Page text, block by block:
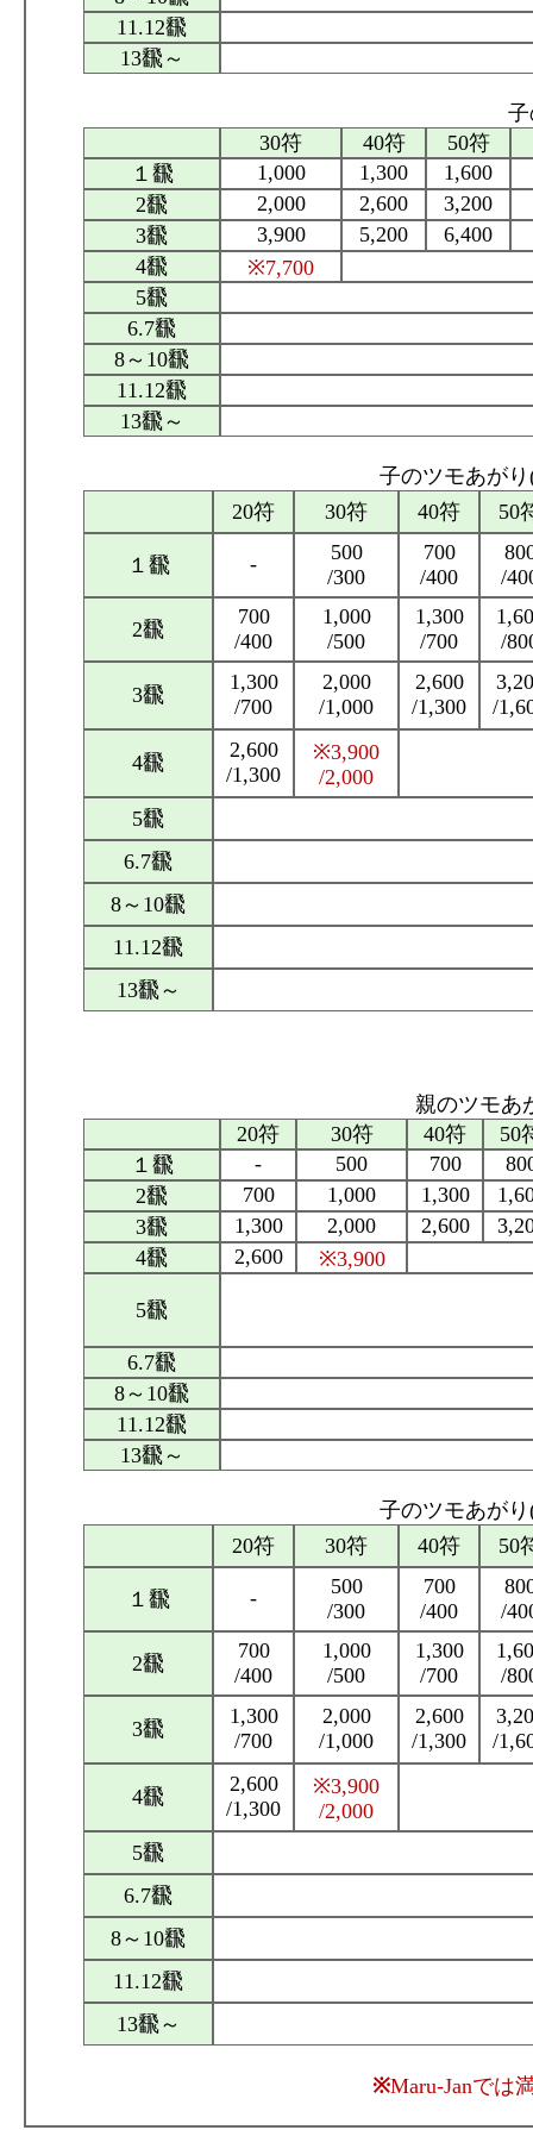
11.12飜
13飜～
30符
40符
50符
１飜
1,000 1,300
1,600
2飜
2,000 2,600
3,200
3飜
3,900 5,200
6,400
4飜
※7,700
5飜
6.7飜
8～10飜
11.12飜
13飜～
子のツモあが
20符
30符 40符 50
１飜 -
500
/300
700
/400
/
2飜
700
/400
1,000
/500
1,300
/700
/
3飜
1,300
/700
2,000
/1,000
2,600
/1,300
/
4飜
2,600
/1,300
※3,900
/2,000
5飜
6.7飜
8～10飜
11.12飜
13飜～
親のツモあ
20符
30符 40符
50
１飜
- 500 700
2飜
700 1,000 1,300
3飜
1,300 2,000 2,600
4飜
2,600 ※3,900
5飜
6.7飜
8～10飜
11.12飜
13飜～
子のツモあが
20符
30符 40符 50
１飜 -
500
/300
700
/400
/
2飜
700
/400
1,000
/500
1,300
/700
/
3飜
1,300
/700
2,000
/1,000
2,600
/1,300
/
4飜
2,600
/1,300
※3,900
/2,000
5飜
6.7飜
8～10飜
11.12飜
13飜～
※Maru-Janでは